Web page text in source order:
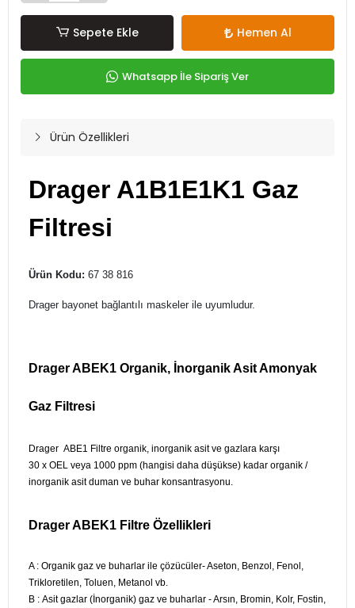
Sepete Ekle Hemen Al
Whatsapp İle Sipariş Ver
Ürün Özellikleri
Drager A1B1E1K1 Gaz
Filtresi
Ürün Kodu: 67 38 816
Drager bayonet bağlantılı maskeler ile uyumludur.
Drager ABEK1 Organik, İnorganik Asit Amonyak
Gaz Filtresi
Drager ABE1 Filtre organik, inorganik asit ve gazlara karşı
30 x OEL veya 1000 ppm (hangisi daha düşükse) kadar organik /
inorganik asit duman ve buhar konsantrasyonu.
Drager ABEK1 Filtre Özellikleri
A : Organik gaz ve buharlar ile çözücüler- Aseton, Benzol, Fenol,
Trikloretilen, Toluen, Metanol vb.
B : Asit gazlar (İnorganik) gaz ve buharlar - Arsın, Bromin, Kolr, Fostin,